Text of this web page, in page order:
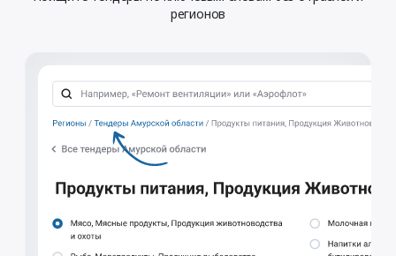
регионов